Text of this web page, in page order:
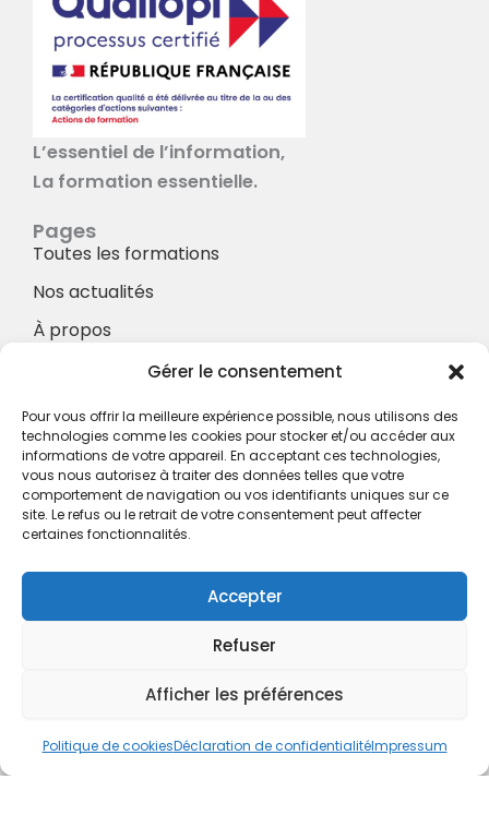
Gérer le consentement
Pour vous offrir la meilleure expérience possible, nous utilisons des
technologies comme les cookies pour stocker et/ou accéder aux
informations de votre appareil. En acceptant ces technologies,
vous nous autorisez à traiter des données telles que votre
comportement de navigation ou vos identifiants uniques sur ce
site. Le refus ou le retrait de votre consentement peut affecter
certaines fonctionnalités.
Accepter
Refuser
Afficher les préférences
Politique de cookiesDéclaration de confidentialitéImpressum
L’essentiel de l’information,
La formation essentielle.
Pages
Toutes les formations
Nos actualités
À propos
À propos
Hotel à proximité
Politique de confidentialité
CGV
cboukris@habitat-social.com